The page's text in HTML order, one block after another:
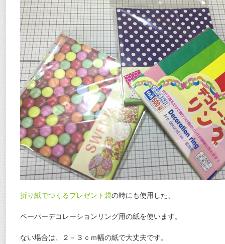
折り紙でつくるプレゼント袋の時にも使用した、
ペーパーデコレーションリング用の紙を使います。
ない場合は、２－３ｃｍ幅の紙で大丈夫です。